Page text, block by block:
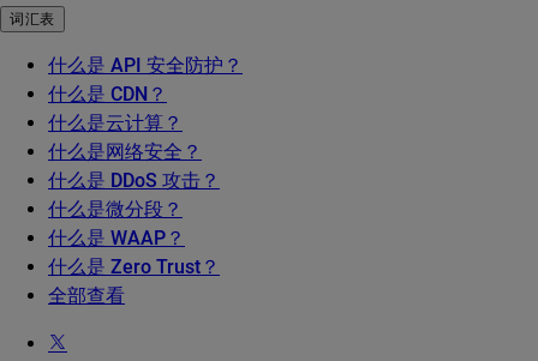
词汇表
什么是 API 安全防护？
什么是 CDN？
什么是云计算？
什么是网络安全？
什么是 DDoS 攻击？
什么是微分段？
什么是 WAAP？
什么是 Zero Trust？
全部查看